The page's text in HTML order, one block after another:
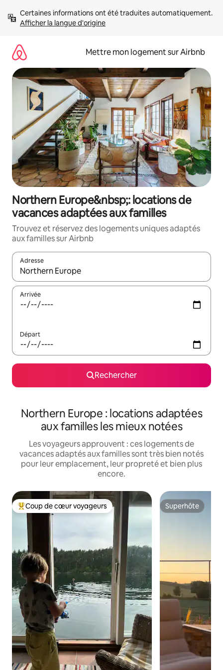
directement
Afficher la langue d'origine
Mettre mon logement sur Airbnb
Northern Europe&nbsp;: locations de
vacances adaptées aux familles
Trouvez et réservez des logements uniques adaptés
aux familles sur Airbnb
Adresse
Lorsque les résultats s'affichent, utilisez les flèches vers le
Arrivée
Départ
Rechercher
Northern Europe : locations adaptées
aux familles les mieux notées
Les voyageurs approuvent : ces logements de
vacances adaptés aux familles sont très bien notés
pour leur emplacement, leur propreté et bien plus
encore.
Coups de cœur voyageurs les plus appréciés
Coup de cœur voyageurs Superhôte
Superhôte